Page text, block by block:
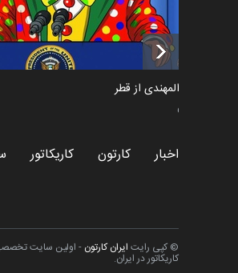
تسلیت به همکار |
اخبار 6 ماه قبل
سعد المهندی از قطر
سیاسی
اخبار کارتون کاریکاتور
© کپی رایت ایران کارتون - اولین سایت
کاریکاتور در ایران.